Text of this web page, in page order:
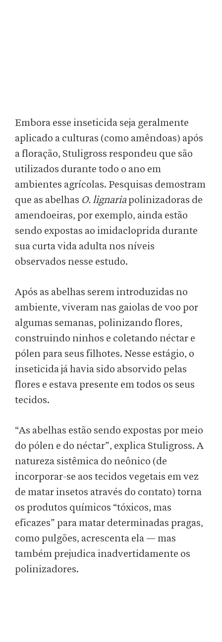
Embora esse inseticida seja geralmente
aplicado a culturas (como amêndoas) após
a floração, Stuligross respondeu que são
utilizados durante todo o ano em
ambientes agrícolas. Pesquisas demostram
que as abelhas O. lignaria polinizadoras de
amendoeiras, por exemplo, ainda estão
sendo expostas ao imidacloprida durante
sua curta vida adulta nos níveis
observados nesse estudo.
Após as abelhas serem introduzidas no
ambiente, viveram nas gaiolas de voo por
algumas semanas, polinizando flores,
construindo ninhos e coletando néctar e
pólen para seus filhotes. Nesse estágio, o
inseticida já havia sido absorvido pelas
flores e estava presente em todos os seus
tecidos.
“As abelhas estão sendo expostas por meio
do pólen e do néctar”, explica Stuligross. A
natureza sistêmica do neônico (de
incorporar-se aos tecidos vegetais em vez
de matar insetos através do contato) torna
os produtos químicos “tóxicos, mas
eficazes” para matar determinadas pragas,
como pulgões, acrescenta ela — mas
também prejudica inadvertidamente os
polinizadores.